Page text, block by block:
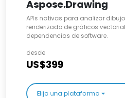
Aspose.Drawing
APIs nativas para analizar
renderizado de gráficos
dependencias de software.
desde
US$399
Elija una plataforma